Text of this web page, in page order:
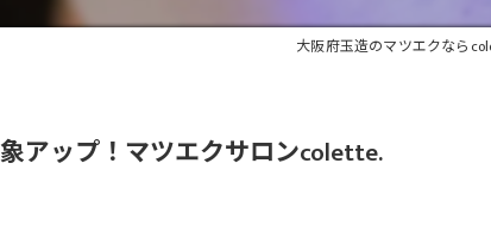
大阪府玉造のマツエクなら
アップ！マツエクサロンcolette.